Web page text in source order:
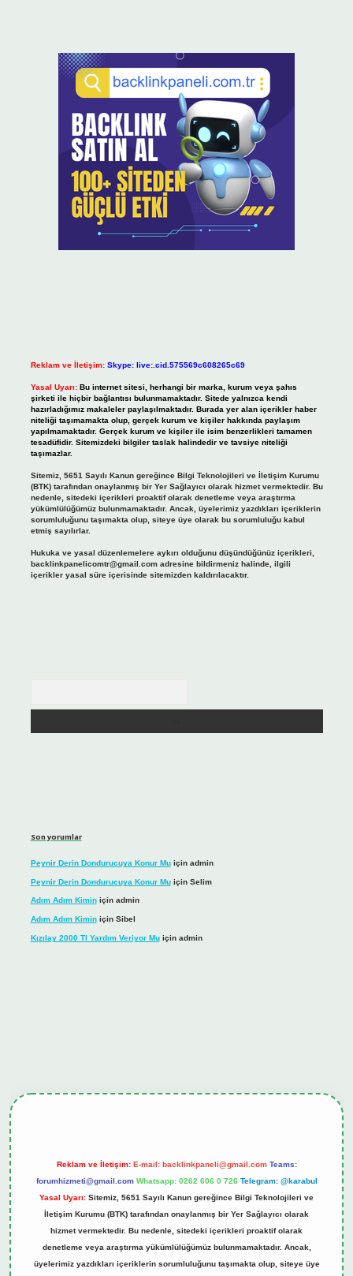
Reklam ve İletişim: Skype: live:.cid.575569c608265c69
Yasal Uyarı: Bu internet sitesi, herhangi bir marka, kurum veya şahıs
şirketi ile hiçbir bağlantısı bulunmamaktadır. Sitede yalnızca kendi
hazırladığımız makaleler paylaşılmaktadır. Burada yer alan içerikler haber
niteliği taşımamakta olup, gerçek kurum ve kişiler hakkında paylaşım
yapılmamaktadır. Gerçek kurum ve kişiler ile isim benzerlikleri tamamen
tesadüfidir. Sitemizdeki bilgiler taslak halindedir ve tavsiye niteliği
taşımazlar.
Sitemiz, 5651 Sayılı Kanun gereğince Bilgi Teknolojileri ve İletişim Kurumu
(BTK) tarafından onaylanmış bir Yer Sağlayıcı olarak hizmet vermektedir. Bu
nedenle, sitedeki içerikleri proaktif olarak denetleme veya araştırma
yükümlülüğümüz bulunmamaktadır. Ancak, üyelerimiz yazdıkları içeriklerin
sorumluluğunu taşımakta olup, siteye üye olarak bu sorumluluğu kabul
etmiş sayılırlar.
Hukuka ve yasal düzenlemelere aykırı olduğunu düşündüğünüz içerikleri,
backlinkpanelicomtr@gmail.comadresine bildirmeniz halinde, ilgili
içerikler yasal süre içerisinde sitemizden kaldırılacaktır.
Son yorumlar
Peynir Derin Dondurucuya Konur Muiçin admin
Peynir Derin Dondurucuya Konur Muiçin Selim
Adım Adım Kiminiçin admin
Adım Adım Kiminiçin Sibel
Kızılay 2000 Tl Yardım Veriyor Muiçin admin
Reklam ve İletişim: E-mail: backlinkpaneli@gmail.com Teams:
forumhizmeti@gmail.com Whatsapp: 0262 606 0 726 Telegram: @karabul
Yasal Uyarı: Sitemiz, 5651 Sayılı Kanun gereğince Bilgi Teknolojileri ve
İletişim Kurumu (BTK) tarafından onaylanmış bir Yer Sağlayıcı olarak
hizmet vermektedir. Bu nedenle, sitedeki içerikleri proaktif olarak
denetleme veya araştırma yükümlülüğümüz bulunmamaktadır. Ancak,
üyelerimiz yazdıkları içeriklerin sorumluluğunu taşımakta olup, siteye üye